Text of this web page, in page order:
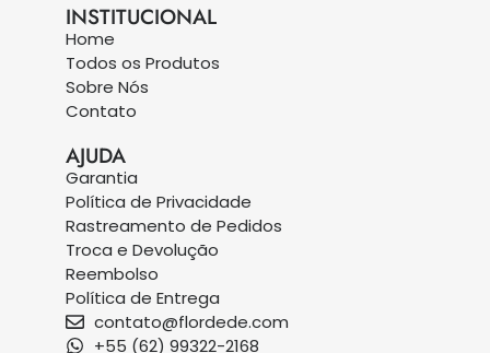
INSTITUCIONAL
Home
Todos os Produtos
Sobre Nós
Contato
AJUDA
Garantia
Política de Privacidade
Rastreamento de Pedidos
Troca e Devolução
Reembolso
Política de Entrega
contato@flordede.com
+55 (62) 99322-2168